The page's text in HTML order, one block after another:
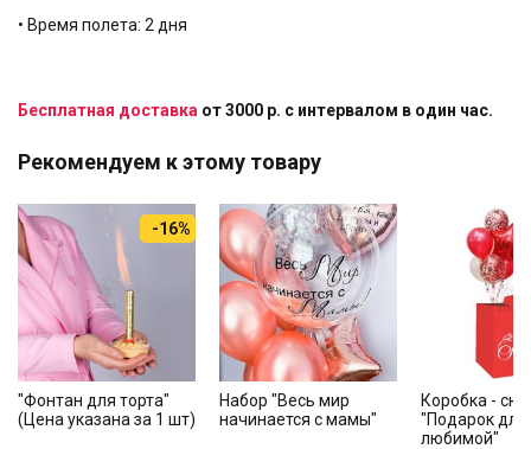
• Время полета: 2 дня
Бесплатная доставка от 3000 р. с интервалом в один час.
Рекомендуем к этому товару
-16%
"Фонтан для торта"
(Цена указана за 1 шт)
Набор "Весь мир
начинается с мамы"
Коробка -
"Подарок для
любимой"